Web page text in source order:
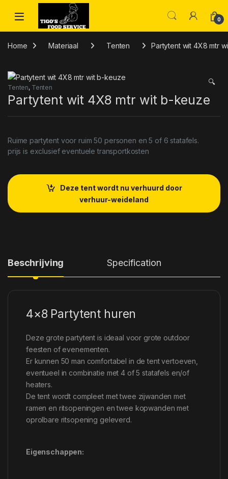
Skip to navigation
Skip to content
0
Home Materiaal Tenten Partytent wit 4X8 mtr
🔍
Tenten, Tenten
Partytent wit 4X8 mtr wit b-keuze
Ruime partytent voor ruim 50 personen en 5 of 6 statafels.
prijs is exclusief eventuele transportkosten
Deze tent wordt nu verhuurd door
verhuur-weideland
Beschrijving Specification
4×8 Partytent huren
Deze grote partytent is ideaal voor grote outdoor
feesten of evenementen.
Er kunnen 50 man comfortabel in de tent vertoeven,
eventueel in combinatie met 4 of 5 statafels en/of
heaters.
De tent wordt compleet met twee zijwanden met
ramen en ritsopeningen en twee kopwanden met
oprolbare ritsopening geleverd.
Eigenschappen: